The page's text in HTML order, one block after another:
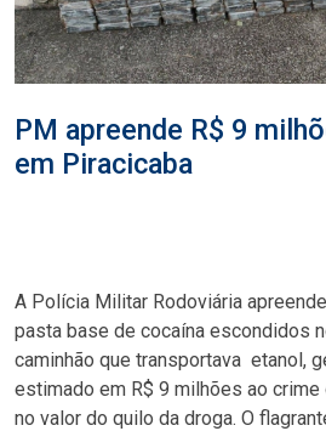
PM apreende R$ 9
em Piracicaba
A Polícia Militar Rodoviária
pasta base de cocaína escondidos
caminhão que transportava etanol,
estimado em R$ 9 milhões ao
no valor do quilo da droga. O